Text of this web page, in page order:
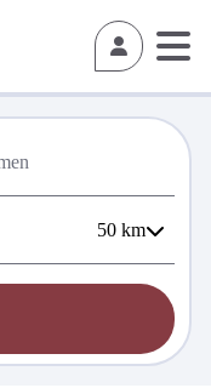
50 km